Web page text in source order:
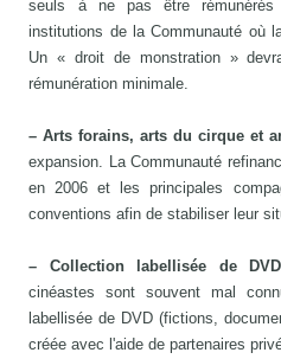
seuls à ne pas être rémunérés
institutions de la Communauté où
Un « droit de monstration »
rémunération minimale.
– Arts forains, arts du cirque et
expansion. La Communauté
en 2006 et les principales
conventions afin de stabiliser leur
– Collection labellisée de DVD
cinéastes sont souvent mal
labellisée de DVD (fictions,
créée avec l'aide de partenaires